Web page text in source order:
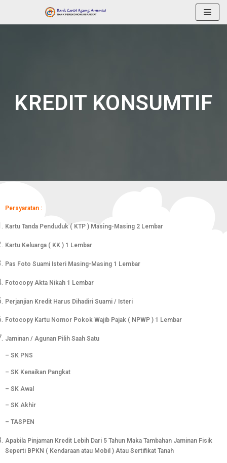
ke
KREDIT KONSUMTIF
Persyaratan :
Kartu Tanda Penduduk ( KTP ) Masing-Masing 2 Lembar
Kartu Keluarga ( KK ) 1 Lembar
Pas Foto Suami Isteri Masing-Masing 1 Lembar
Fotocopy Akta Nikah 1 Lembar
Perjanjian Kredit Harus Dihadiri Suami / Isteri
Fotocopy Kartu Nomor Pokok Wajib Pajak ( NPWP ) 1 Lembar
Jaminan / Agunan Pilih Saah Satu
– SK PNS
– SK Kenaikan Pangkat
– SK Awal
– SK Akhir
– TASPEN
Apabila Pinjaman Kredit Lebih Dari 5 Tahun Maka Tambahan Jaminan Fisik
Seperti BPKN ( Kendaraan atau Mobil ) Atau Sertifikat Tanah